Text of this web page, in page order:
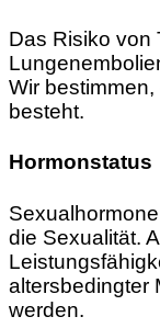
Das Risiko von
Wir
besteht.
Hormonstatus
die Sexualität.
altersbedingter
werden.